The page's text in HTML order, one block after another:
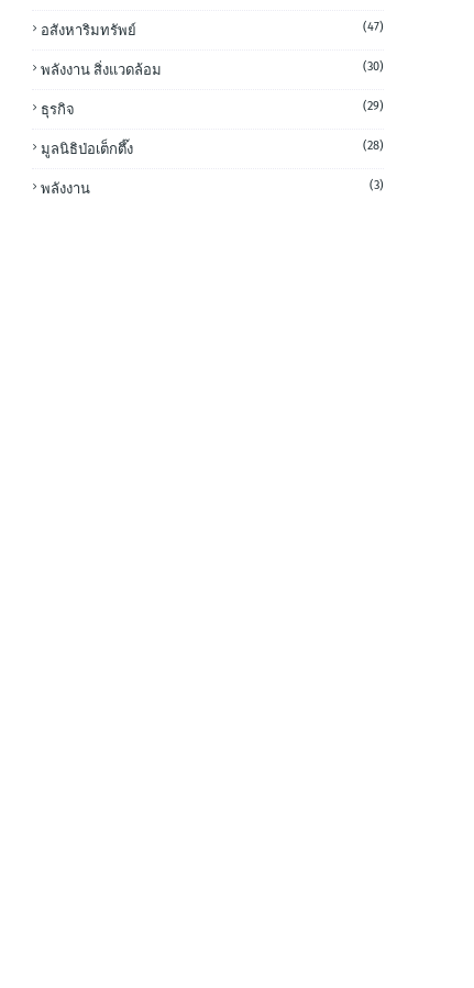
อสังหาริมทรัพย์ (47)
พลังงาน สิ่งแวดล้อม (30)
ธุรกิจ (29)
มูลนิธิป่อเต็กตึ๊ง (28)
พลังงาน (3)